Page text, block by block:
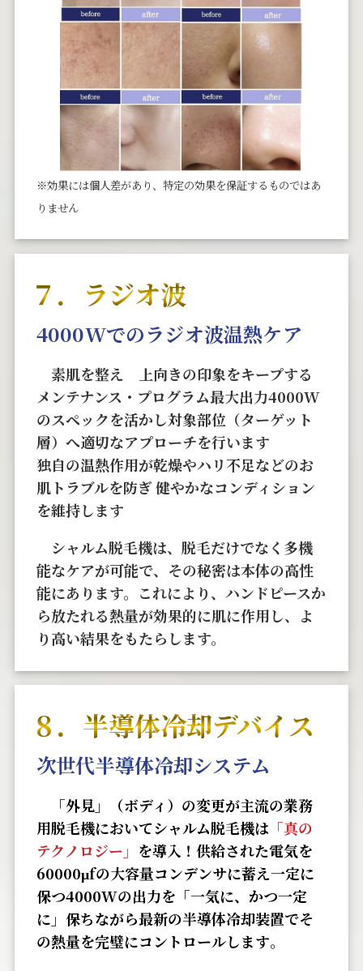
※効果には個⼈差があり、特定の効果を保証するものではあ
りません
７．ラジオ波
4000Wでのラジオ波温熱ケア
素肌を整え 上向きの印象をキープする
メンテナンス・プログラム最⼤出⼒4000W
のスペックを活かし対象部位（ターゲット
層）へ適切なアプローチを⾏います
独⾃の温熱作⽤が乾燥やハリ不⾜などのお
肌トラブルを防ぎ 健やかなコンディション
を維持します
シャルム脱毛機は、脱毛だけでなく多機
能なケアが可能で、その秘密は本体の高性
能にあります。これにより、ハンドピースか
ら放たれる熱量が効果的に肌に作用し、よ
り高い結果をもたらします。
８．半導体冷却デバイス
次世代半導体冷却システム
「外見」（ボディ）の変更が主流の業務
用脱毛機においてシャルム脱毛機は 「真の
テクノロジー」 を導入！供給された電気を
60000μfの⼤容量コンデンサに蓄え⼀定に
保つ4000Wの出⼒を「⼀気に、かつ⼀定
に」保ちながら最新の半導体冷却装置でそ
の熱量を完璧にコントロールします。